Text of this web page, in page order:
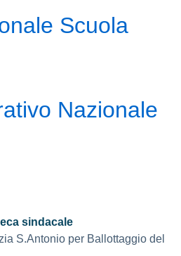
Scuola
Nazionale
sindacale
S.Antonio per Ballottaggio del